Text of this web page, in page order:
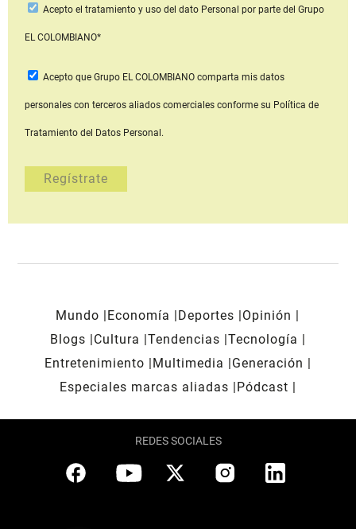
Acepto el tratamiento y uso del dato Personal por parte del Grupo
EL COLOMBIANO*
Acepto que Grupo EL COLOMBIANOcomparta mis datos
personales con terceros aliados comerciales conforme su Política de
Tratamiento del Datos Personal.
Mundo Economía Deportes
Opinión
Blogs
Cultura Tendencias Tecnología
Entretenimiento
Multimedia
Generación
Especiales marcas aliadas
Pódcast
REDES SOCIALES